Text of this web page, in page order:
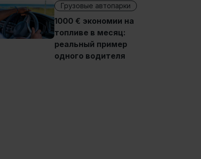
Грузовые автопарки
1000 € экономии на
топливе в месяц:
реальный пример
одного водителя